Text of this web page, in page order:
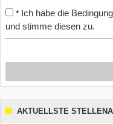
* Ich habe die
und stimme diesen zu.
AKTUELLSTE